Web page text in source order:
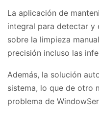
La aplicación de
integral para detectar y
sobre la limpieza
precisión incluso las
Además, la solución
sistema, lo que de otro
problema de